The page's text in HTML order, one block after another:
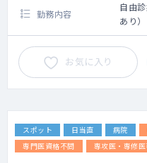
勤務内容
自由
あり）
お気に入り
スポット 日当直 病院
専門医資格不問
専攻医・専修医